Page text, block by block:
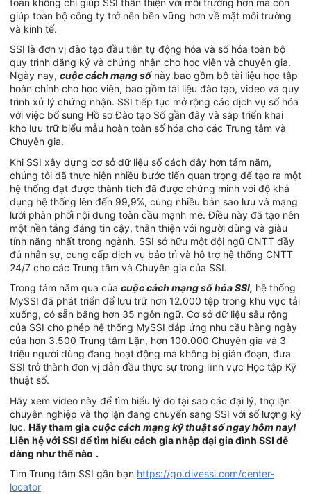
toàn không chỉ giúp SSI thân thiện với môi trường hơn mà còn
giúp toàn bộ công ty trở nên bền vững hơn về mặt môi trường
và kinh tế.
SSI là đơn vị đào tạo đầu tiên tự động hóa và số hóa toàn bộ
quy trình đăng ký và chứng nhận cho học viên và chuyên gia.
Ngày nay, cuộc cách mạng sốnày bao gồm bộ tài liệu học tập
hoàn chỉnh cho học viên, bao gồm tài liệu đào tạo, video và quy
trình xử lý chứng nhận. SSI tiếp tục mở rộng các dịch vụ số hóa
với việc bổ sung Hồ sơ Đào tạo Số gần đây và sắp triển khai
kho lưu trữ biểu mẫu hoàn toàn số hóa cho các Trung tâm và
Chuyên gia.
Khi SSI xây dựng cơ sở dữ liệu số cách đây hơn tám năm,
chúng tôi đã thực hiện nhiều bước tiến quan trọng để tạo ra một
hệ thống đạt được thành tích đã được chứng minh với độ khả
dụng hệ thống lên đến 99,9%, cùng nhiều bản sao lưu và mạng
lưới phân phối nội dung toàn cầu mạnh mẽ. Điều này đã tạo nên
một nền tảng đáng tin cậy, thân thiện với người dùng và giàu
tính năng nhất trong ngành. SSI sở hữu một đội ngũ CNTT đầy
đủ nhân sự, cung cấp dịch vụ bảo trì và hỗ trợ hệ thống CNTT
24/7 cho các Trung tâm và Chuyên gia của SSI.
Trong tám năm qua của cuộc cách mạng số hóa SSI, hệ thống
MySSI đã phát triển để lưu trữ hơn 12.000 tệp trong khu vực tải
xuống, có sẵn bằng hơn 35 ngôn ngữ. Cơ sở dữ liệu sâu rộng
của SSI cho phép hệ thống MySSI đáp ứng nhu cầu hàng ngày
của hơn 3.500 Trung tâm Lặn, hơn 100.000 Chuyên gia và 3
triệu người dùng đang hoạt động mà không bị gián đoạn, đưa
SSI trở thành đơn vị dẫn đầu thực sự trong lĩnh vực Học tập Kỹ
thuật số.
Hãy xem video này để tìm hiểu lý do tại sao các đại lý, thợ lặn
chuyên nghiệp và thợ lặn đang chuyển sang SSI với số lượng kỷ
lục. Hãy tham gia cuộc cách mạng kỹ thuật số ngay hôm nay!
Liên hệ với SSI để tìm hiểu cách gia nhập đại gia đình SSI dễ
dàng như thế nào .
Tìm Trung tâm SSI gần bạn https://go.divessi.com/center-
locator